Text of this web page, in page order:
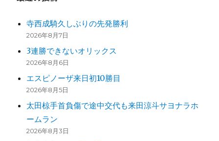
寺西成騎久しぶりの先発勝利
2026年8月7日
3連勝できないオリックス
2026年8月6日
エスピノーザ来日初10勝目
2026年8月5日
太田椋手首負傷で途中交代も来田涼斗サヨナラホ
ームラン
2026年8月3日